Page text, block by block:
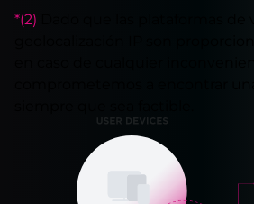
*(2)
Dado que las plataformas de
geolocalización IP son
comprometemos a encontrar